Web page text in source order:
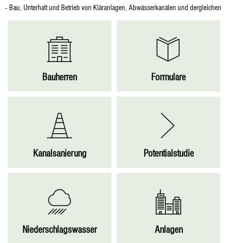
- Bau, Unterhalt und Betrieb von Kläranlagen, Abwässerkanälen und dergleichen
Bauherren Formulare
Kanalsanierung Potentialstudie
Niederschlagswasser Anlagen